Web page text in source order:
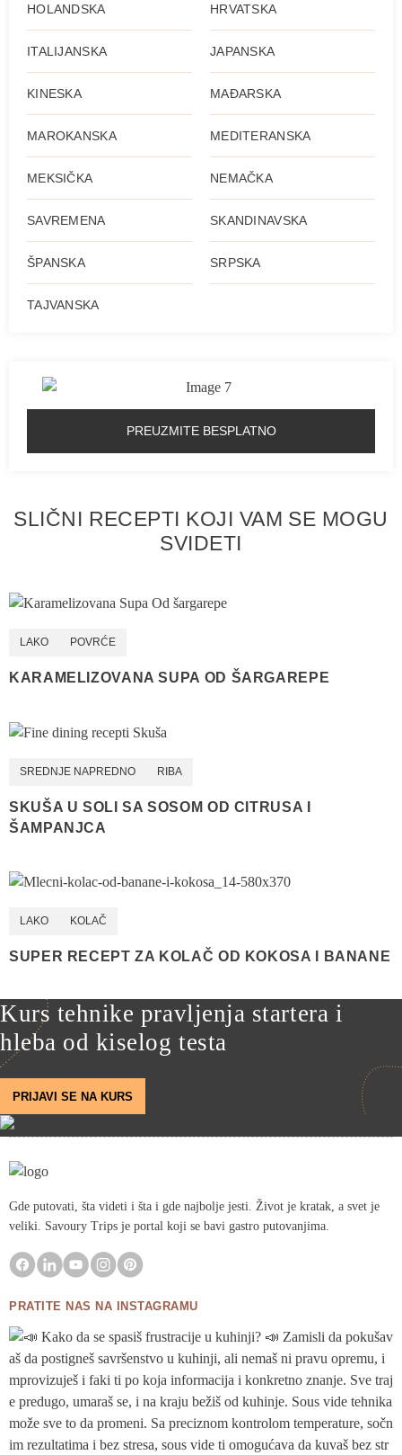
HOLANDSKA HRVATSKA
ITALIJANSKA JAPANSKA
KINESKA MAĐARSKA
MAROKANSKA MEDITERANSKA
MEKSIČKA NEMAČKA
SAVREMENA SKANDINAVSKA
ŠPANSKA SRPSKA
TAJVANSKA
PREUZMITE BESPLATNO
SLIČNI RECEPTI KOJI VAM SE MOGU
SVIDETI
LAKO POVRĆE
KARAMELIZOVANA SUPA OD ŠARGAREPE
SREDNJE NAPREDNO RIBA
SKUŠA U SOLI SA SOSOM OD CITRUSA I
ŠAMPANJCA
LAKO KOLAČ
SUPER RECEPT ZA KOLAČ OD KOKOSA I BANANE
Kurs tehnike pravljenja startera i
hleba od kiselog testa
PRIJAVI SE NA KURS
Gde putovati, šta videti i šta i gde najbolje jesti. Život je kratak, a svet je
veliki. Savoury Trips je portal koji se bavi gastro putovanjima.
PRATITE NAS NA INSTAGRAMU